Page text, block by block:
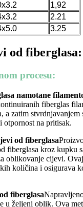
1,92
2.21
3.25
od fiberglasa:
procesu:
namotane
fiberglas
a zatim stvrdnjavanjem
otpornost na pritisak.
od fiberglasa
fiberglasa kroz kupku
oblikovanje cijevi.
količina i osigurava
fiberglasa
u željeni oblik. Ova